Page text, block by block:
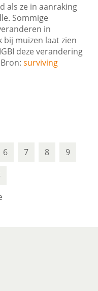
als ze in aanraking
Sommige
in
bij muizen laat zien
deze verandering
surviving
6 7 8 9